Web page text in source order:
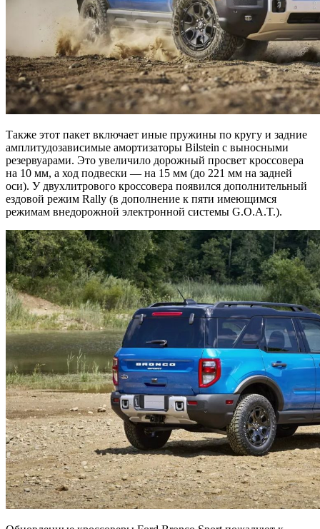
Также этот пакет включает иные пружины по кругу и задние
амплитудозависимые амортизаторы Bilstein с выносными
резервуарами. Это увеличило дорожный просвет кроссовера
на 10 мм, а ход подвески — на 15 мм (до 221 мм на задней
оси). У двухлитрового кроссовера появился дополнительный
ездовой режим Rally (в дополнение к пяти имеющимся
режимам внедорожной электронной системы G.O.A.T.).